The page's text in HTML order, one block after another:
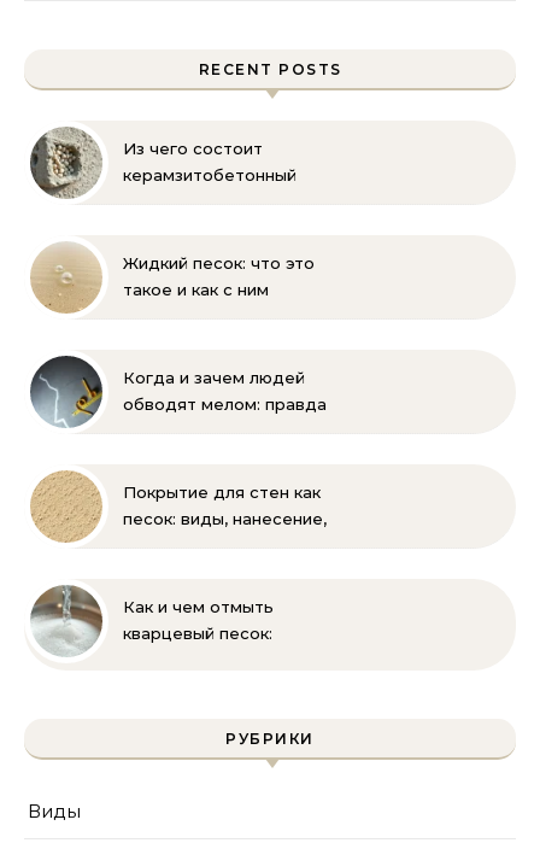
RECENT POSTS
Из чего состоит
керамзитобетонный
Жидкий песок: что это
такое и как с ним
Когда и зачем людей
обводят мелом: правда
Покрытие для стен как
песок: виды, нанесение,
Как и чем отмыть
кварцевый песок:
РУБРИКИ
Виды